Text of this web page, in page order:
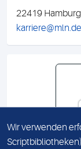
22419 Hamburg
karriere@mln.de
Wir verwenden